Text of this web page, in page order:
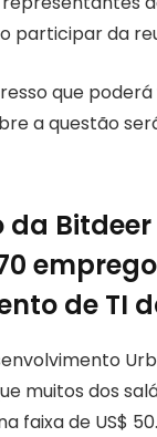
participar da
que
a questão
de TI
muitos dos
faixa de US$